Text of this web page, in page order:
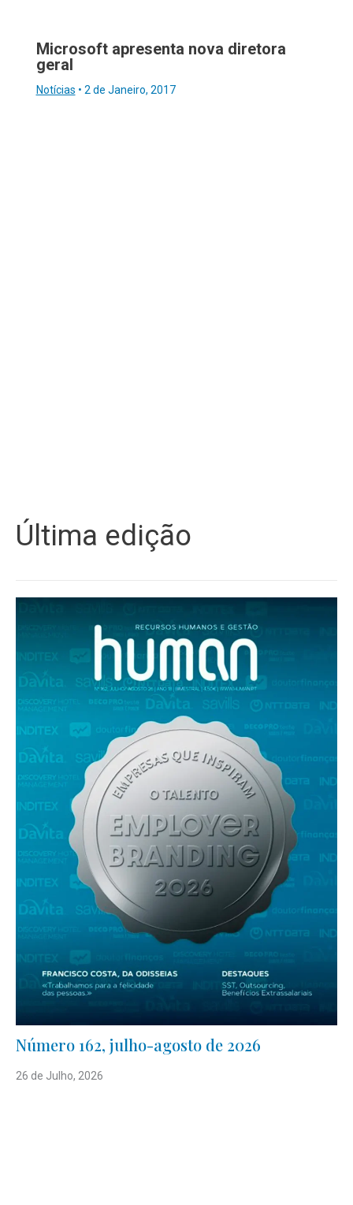
Microsoft apresenta nova diretora
geral
Notícias • 2 de Janeiro, 2017
Última edição
Número 162, julho-agosto de 2026
26 de Julho, 2026